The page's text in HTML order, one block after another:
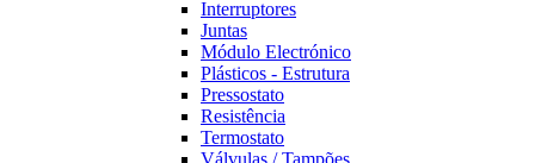
Interruptores
Juntas
Módulo Electrónico
Plásticos - Estrutura
Pressostato
Resistência
Termostato
Válvulas / Tampões